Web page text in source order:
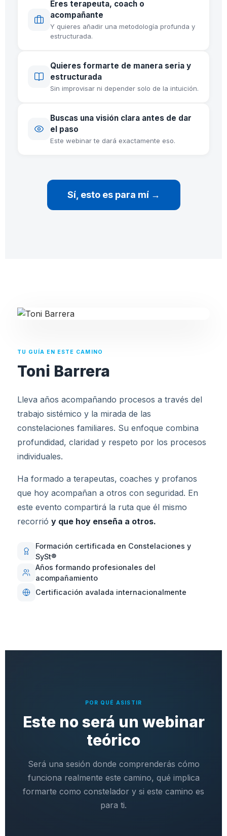
Eres terapeuta, coach o
acompañante
Y quieres añadir una metodología profunda y
estructurada.
Quieres formarte de manera seria y
estructurada
Sin improvisar ni depender solo de la intuición.
Buscas una visión clara antes de dar
el paso
Este webinar te dará exactamente eso.
Sí, esto es para mí →
TU GUÍA EN ESTE CAMINO
Toni Barrera
Lleva años acompañando procesos a través del
trabajo sistémico y la mirada de las
constelaciones familiares. Su enfoque combina
profundidad, claridad y respeto por los procesos
individuales.
Ha formado a terapeutas, coaches y profanos
que hoy acompañan a otros con seguridad. En
este evento compartirá la ruta que él mismo
recorrió y que hoy enseña a otros.
Formación certificada en Constelaciones y
SySt®
Años formando profesionales del
acompañamiento
Certificación avalada internacionalmente
POR QUÉ ASISTIR
Este no será un webinar
teórico
Será una sesión donde comprenderás cómo
funciona realmente este camino, qué implica
formarte como constelador y si este camino es
para ti.